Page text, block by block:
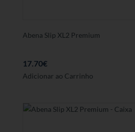
Abena Slip XL2 Premium
17.70€
Adicionar ao Carrinho